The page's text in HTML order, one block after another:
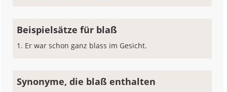
Beispielsätze für blaß
Er war schon ganz blass im Gesicht.
Synonyme, die blaß enthalten